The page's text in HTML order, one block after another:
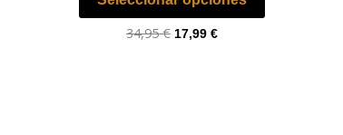
34,95€ 17,99 €